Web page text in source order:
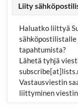
Liity
Haluatko liittyä
sähköpostilistalle
tapahtumista?
Lähetä tyhjä
Vastausviestin
liittyminen